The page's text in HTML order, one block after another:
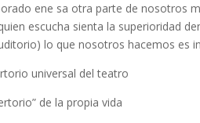
ene sa otra parte de nosotros
escucha sienta la superioridad
lo que nosotros hacemos es
universal del teatro
de la propia vida